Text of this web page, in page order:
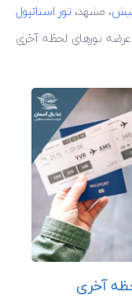
، مشهد، تور استانبول
تورهای لحظه آخری
آخری